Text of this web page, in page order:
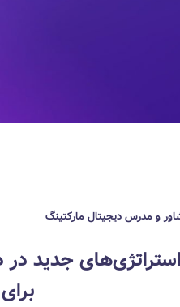
و مدرس دیجیتال مارکتینگ
استراتژی‌های جدید در